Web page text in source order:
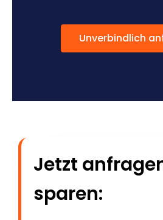
Unverbindlich
Jetzt
sparen: